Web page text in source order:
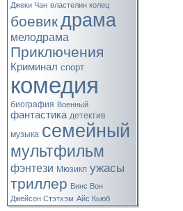
Джеки Чан властелин колец
боевикдрама
мелодрама
Приключения
Криминал спорт
комедия
биография Военный
фантастика детектив
музыка семейный
мультфильм
фэнтези Мюзикл ужасы
триллер Винс Вон
Джейсон Стэтхэм Айс Кьюб